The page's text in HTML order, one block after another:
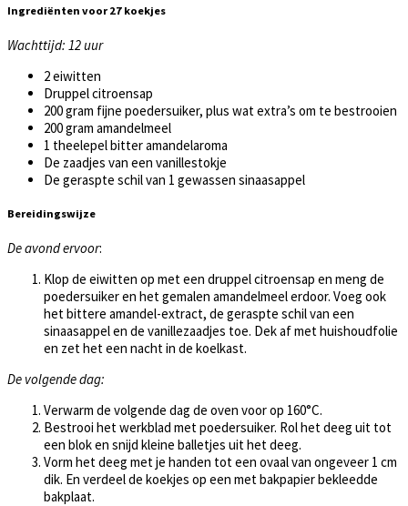
Ingrediënten voor 27 koekjes
Wachttijd: 12 uur
2 eiwitten
Druppel citroensap
200 gram fijne poedersuiker, plus wat extra’s om te bestrooien
200 gram amandelmeel
1 theelepel bitter amandelaroma
De zaadjes van een vanillestokje
De geraspte schil van 1 gewassen sinaasappel
Bereidingswijze
De avond ervoor:
Klop de eiwitten op met een druppel citroensap en meng de
poedersuiker en het gemalen amandelmeel erdoor. Voeg ook
het bittere amandel-extract, de geraspte schil van een
sinaasappel en de vanillezaadjes toe. Dek af met huishoudfolie
en zet het een nacht in de koelkast.
De volgende dag:
Verwarm de volgende dag de oven voor op 160°C.
Bestrooi het werkblad met poedersuiker. Rol het deeg uit tot
een blok en snijd kleine balletjes uit het deeg.
Vorm het deeg met je handen tot een ovaal van ongeveer 1 cm
dik. En verdeel de koekjes op een met bakpapier bekleedde
bakplaat.